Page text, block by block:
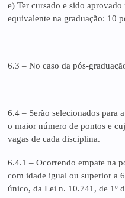
e) Ter cursado e sido
equivalente na graduação: 10
6.3 – No caso da pós-
6.4 – Serão selecionados para
o maior número de pontos e
vagas de cada disciplina.
6.4.1 – Ocorrendo empate na
com idade igual ou superior a
único, da Lei n. 10.741, de 1º